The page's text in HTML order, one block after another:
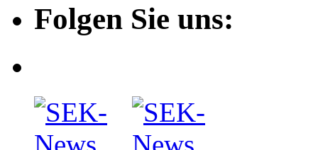
Folgen Sie uns: